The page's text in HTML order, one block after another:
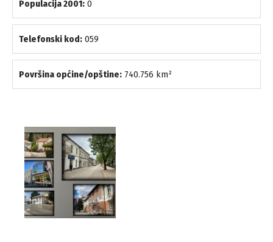
Populacija 2001: 0
Telefonski kod: 059
Površina općine/opštine: 740.756 km²